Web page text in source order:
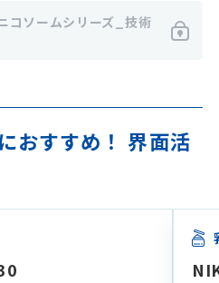
コソームシリーズ_技術
おすすめ！ 界面活